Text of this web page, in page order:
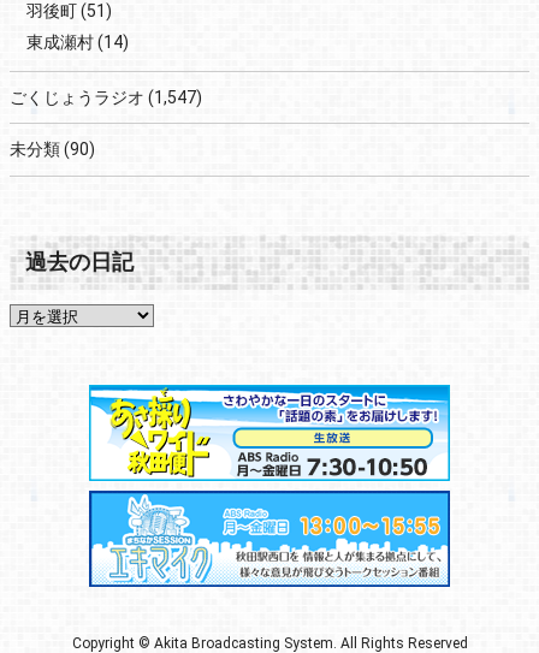
羽後町(51)
東成瀬村(14)
ごくじょうラジオ (1,547)
未分類(90)
過去の日記
Copyright © Akita Broadcasting System. All Rights Reserved